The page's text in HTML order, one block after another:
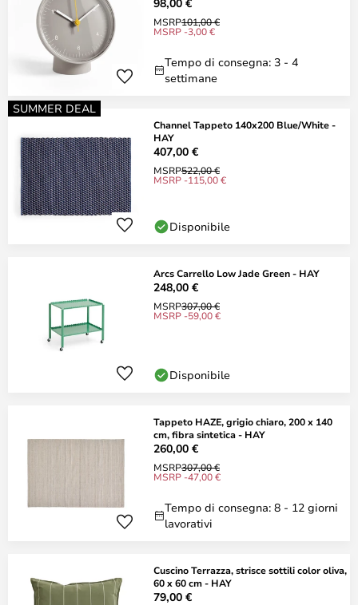
MSRP101,00 €
MSRP -3,00 €
Tempo di consegna: 3 - 4
settimane
SUMMER DEAL
Channel Tappeto 140x200 Blue/White -
HAY
407,00 €
MSRP522,00 €
MSRP -115,00 €
Disponibile
Arcs Carrello Low Jade Green - HAY
248,00 €
MSRP307,00 €
MSRP -59,00 €
Disponibile
Tappeto HAZE, grigio chiaro, 200 x 140
cm, fibra sintetica - HAY
260,00 €
MSRP307,00 €
MSRP -47,00 €
Tempo di consegna: 8 - 12 giorni
lavorativi
Cuscino Terrazza, strisce sottili color oliva,
60 x 60 cm - HAY
79,00 €